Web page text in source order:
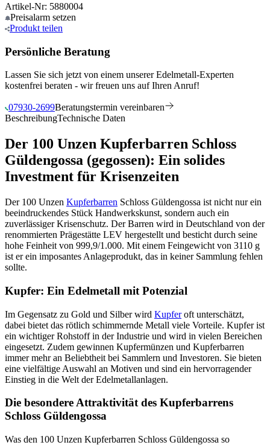
Artikel-Nr: 5880004
Preisalarm setzen
Produkt teilen
Persönliche Beratung
Lassen Sie sich jetzt von einem unserer Edelmetall-Experten
kostenfrei beraten - wir freuen uns auf Ihren Anruf!
07930-2699Beratungstermin vereinbaren
BeschreibungTechnische Daten
Der 100 Unzen Kupferbarren Schloss
Güldengossa (gegossen): Ein solides
Investment für Krisenzeiten
Der 100 Unzen Kupferbarren Schloss Güldengossa ist nicht nur ein
beeindruckendes Stück Handwerkskunst, sondern auch ein
zuverlässiger Krisenschutz. Der Barren wird in Deutschland von der
renommierten Prägestätte LEV hergestellt und besticht durch seine
hohe Feinheit von 999,9/1.000. Mit einem Feingewicht von 3110 g
ist er ein imposantes Anlageprodukt, das in keiner Sammlung fehlen
sollte.
Kupfer: Ein Edelmetall mit Potenzial
Im Gegensatz zu Gold und Silber wird Kupferoft unterschätzt,
dabei bietet das rötlich schimmernde Metall viele Vorteile. Kupfer ist
ein wichtiger Rohstoff in der Industrie und wird in vielen Bereichen
eingesetzt. Zudem gewinnen Kupfermünzen und Kupferbarren
immer mehr an Beliebtheit bei Sammlern und Investoren. Sie bieten
eine vielfältige Auswahl an Motiven und sind ein hervorragender
Einstieg in die Welt der Edelmetallanlagen.
Die besondere Attraktivität des Kupferbarrens
Schloss Güldengossa
Was den 100 Unzen Kupferbarren Schloss Güldengossa so